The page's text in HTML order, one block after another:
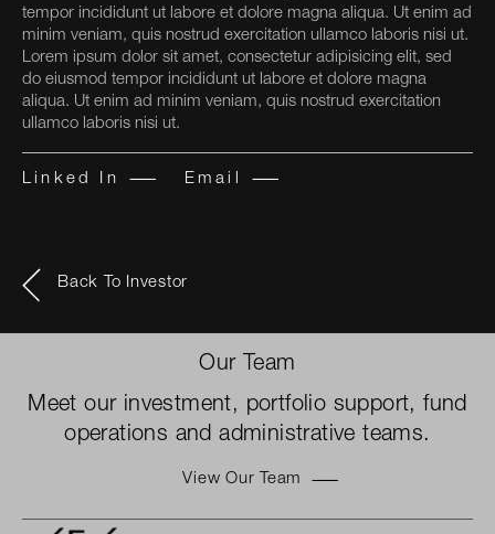
tempor incididunt ut labore et dolore magna aliqua. Ut enim ad
minim veniam, quis nostrud exercitation ullamco laboris nisi ut.
Lorem ipsum dolor sit amet, consectetur adipisicing elit, sed
do eiusmod tempor incididunt ut labore et dolore magna
aliqua. Ut enim ad minim veniam, quis nostrud exercitation
ullamco laboris nisi ut.
Linked In Email
Back To Investor
Our Team
Meet our investment, portfolio support, fund
operations and administrative teams.
View Our Team